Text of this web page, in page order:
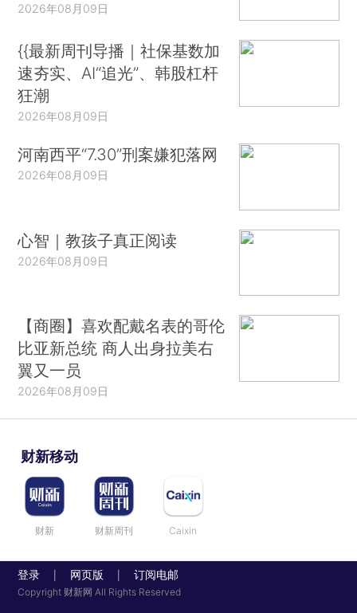
2026年08月09日
{{最新周刊导播｜社保基数加
速夯实、AI“追光”、韩股杠杆
狂潮
2026年08月09日
河南西平“7.30”刑案嫌犯落网
2026年08月09日
心智｜教孩子真正阅读
2026年08月09日
【商圈】喜欢配戴名表的哥伦
比亚新总统 商人出身拉美右
翼又一员
2026年08月09日
财新移动
财新 财新周刊 Caixin
登录 网页版 订阅电邮
Copyright 财新网 All Rights Reserved